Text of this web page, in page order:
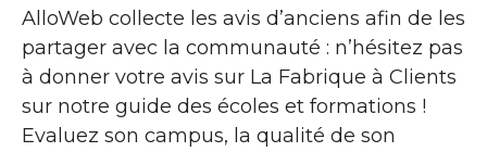
AlloWeb collecte les avis d’anciens afin de les
partager avec la communauté : n’hésitez pas
à donner votre avis sur La Fabrique à Clients
sur notre guide des écoles et formations !
Evaluez son campus, la qualité de son